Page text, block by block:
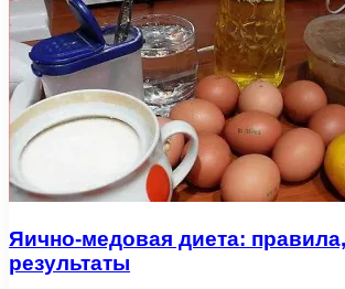
Яично-медовая диета:
результаты